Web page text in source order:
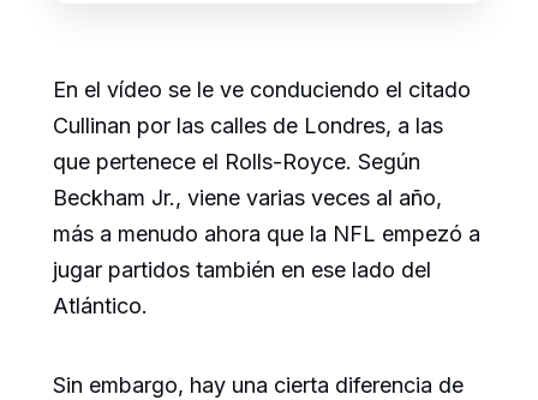
En el vídeo se le ve conduciendo el citado
Cullinan por las calles de Londres, a las
que pertenece el Rolls-Royce. Según
Beckham Jr., viene varias veces al año,
más a menudo ahora que la NFL empezó a
jugar partidos también en ese lado del
Atlántico.
Sin embargo, hay una cierta diferencia de